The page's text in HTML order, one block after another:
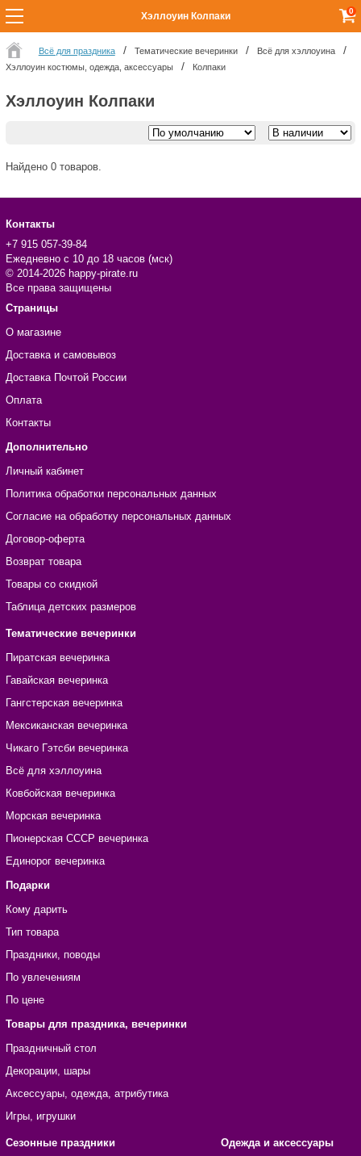
Всё для праздника Тематические вечеринки
Всё для хэллоуина
Хэллоуин костюмы, одежда, аксессуары
Колпаки
Хэллоуин Колпаки
Найдено 0 товаров.
Контакты
+7 915 057-39-84
Ежедневно с 10 до 18 часов (мск)
© 2014-2026 happy-pirate.ru
Все права защищены
Страницы
О магазине
Доставка и самовывоз
Доставка Почтой России
Оплата
Контакты
Дополнительно
Личный кабинет
Политика обработки персональных данных
Согласие на обработку персональных данных
Договор-оферта
Возврат товара
Товары со скидкой
Таблица детских размеров
Тематические вечеринки
Пиратская вечеринка
Гавайская вечеринка
Гангстерская вечеринка
Мексиканская вечеринка
Чикаго Гэтсби вечеринка
Всё для хэллоуина
Ковбойская вечеринка
Морская вечеринка
Пионерская СССР вечеринка
Единорог вечеринка
Подарки
Кому дарить
Тип товара
Праздники, поводы
По увлечениям
По цене
Товары для праздника, вечеринки
Праздничный стол
Декорации, шары
Аксессуары, одежда, атрибутика
Игры, игрушки
Сезонные праздники
Одежда и аксессуары
Хэллоуин Колпаки 0